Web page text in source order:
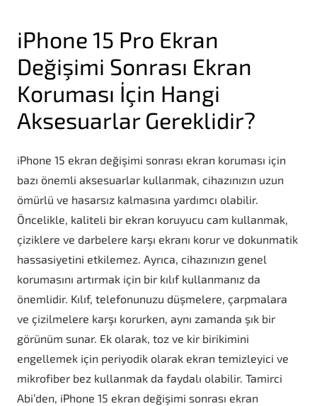
iPhone 15 Pro Ekran
Değişimi Sonrası Ekran
Koruması İçin Hangi
Aksesuarlar Gereklidir?
iPhone 15 ekran değişimi sonrası ekran koruması için
bazı önemli aksesuarlar kullanmak, cihazınızın uzun
ömürlü ve hasarsız kalmasına yardımcı olabilir.
Öncelikle, kaliteli bir ekran koruyucu cam kullanmak,
çiziklere ve darbelere karşı ekranı korur ve dokunmatik
hassasiyetini etkilemez. Ayrıca, cihazınızın genel
korumasını artırmak için bir kılıf kullanmanız da
önemlidir. Kılıf, telefonunuzu düşmelere, çarpmalara
ve çizilmelere karşı korurken, aynı zamanda şık bir
görünüm sunar. Ek olarak, toz ve kir birikimini
engellemek için periyodik olarak ekran temizleyici ve
mikrofiber bez kullanmak da faydalı olabilir. Tamirci
Abi’den, iPhone 15 ekran değişimi sonrası ekran